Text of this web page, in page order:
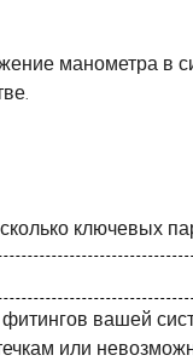
манометра в
ключевых
фитингов вашей
или